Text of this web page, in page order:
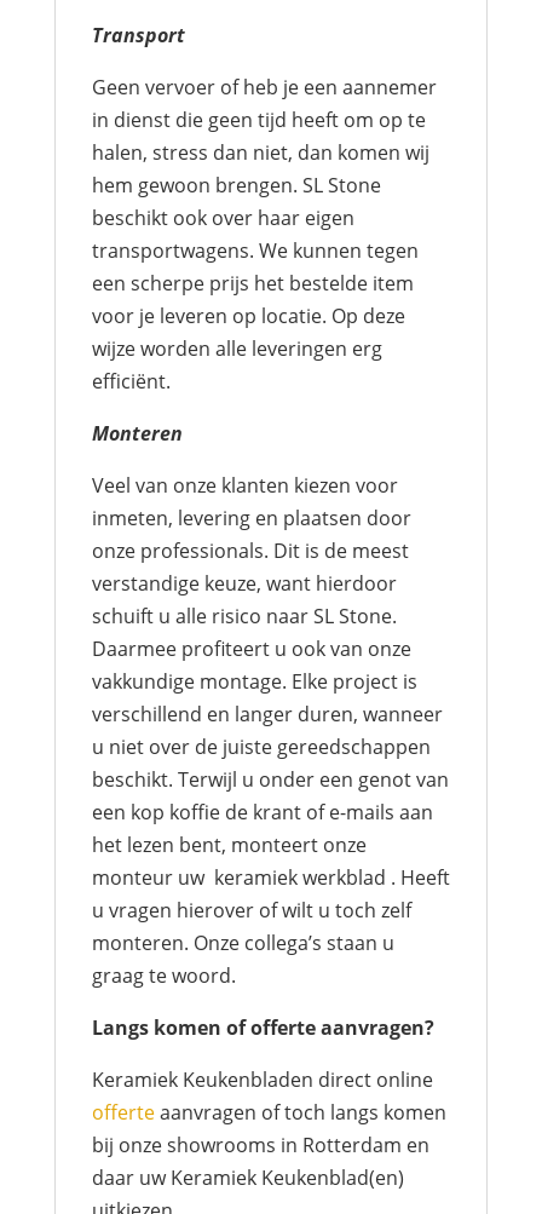
Transport
Geen vervoer of heb je een aannemer
in dienst die geen tijd heeft om op te
halen, stress dan niet, dan komen wij
hem gewoon brengen. SL Stone
beschikt ook over haar eigen
transportwagens. We kunnen tegen
een scherpe prijs het bestelde item
voor je leveren op locatie. Op deze
wijze worden alle leveringen erg
efficiënt.
Monteren
Veel van onze klanten kiezen voor
inmeten, levering en plaatsen door
onze professionals. Dit is de meest
verstandige keuze, want hierdoor
schuift u alle risico naar SL Stone.
Daarmee profiteert u ook van onze
vakkundige montage. Elke project is
verschillend en langer duren, wanneer
u niet over de juiste gereedschappen
beschikt. Terwijl u onder een genot van
een kop koffie de krant of e-mails aan
het lezen bent, monteert onze
monteur uw keramiek werkblad . Heeft
u vragen hierover of wilt u toch zelf
monteren. Onze collega’s staan u
graag te woord.
Langs komen of offerte aanvragen?
Keramiek Keukenbladen direct online
offerteaanvragen of toch langs komen
bij onze showrooms in Rotterdam en
daar uw Keramiek Keukenblad(en)